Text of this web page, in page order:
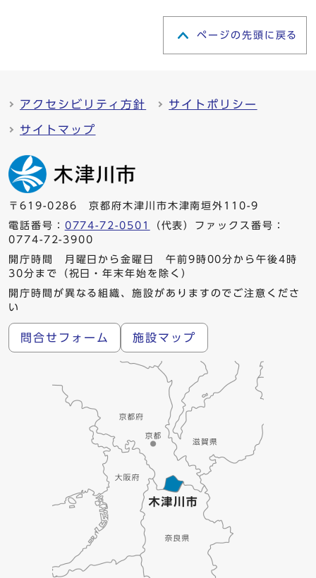
ページの先頭に戻る
アクセシビリティ方針 サイトポリシー
サイトマップ
〒619-0286 京都府木津川市木津南垣外110-9
電話番号： 0774-72-0501
（代表）ファックス番号：
0774-72-3900
開庁時間 月曜日から金曜日 午前9時00分から午後4時
30分まで（祝日・年末年始を除く）
開庁時間が異なる組織、施設がありますのでご注意くださ
い
問合せフォーム 施設マップ